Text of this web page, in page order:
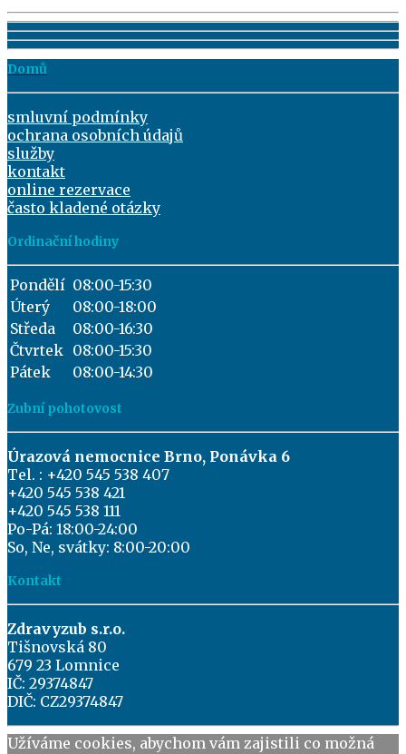
Domů
smluvní podmínky
ochrana osobních údajů
služby
kontakt
online rezervace
často kladené otázky
Ordinační hodiny
Pondělí 08:00-15:30
Úterý
08:00-18:00
Středa
08:00-16:30
Čtvrtek 08:00-15:30
Pátek
08:00-14:30
Zubní pohotovost
Úrazová nemocnice Brno, Ponávka 6
Tel. : +420 545 538 407
+420 545 538 421
+420 545 538 111
Po-Pá: 18:00-24:00
So, Ne, svátky: 8:00-20:00
Kontakt
Zdravyzub s.r.o.
Tišnovská 80
679 23 Lomnice
IČ: 29374847
DIČ: CZ29374847
Užíváme cookies, abychom vám zajistili co možná